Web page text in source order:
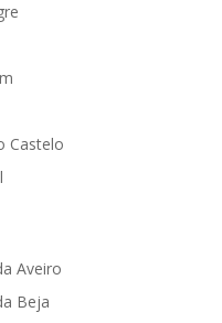
Castelo
Aveiro
Beja